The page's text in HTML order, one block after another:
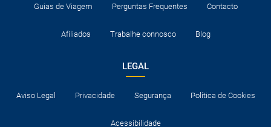
Guias de Viagem Perguntas Frequentes Contacto
Afiliados Trabalhe connosco Blog
LEGAL
Aviso Legal Privacidade Segurança Política de Cookies
Acessibilidade